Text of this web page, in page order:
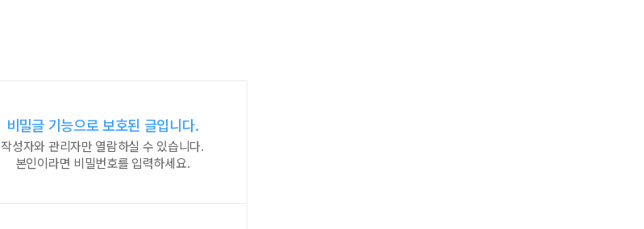
비밀글 기능으로 보호된 글입니다.
작성자와 관리자만 열람하실 수 있습니다.
본인이라면 비밀번호를 입력하세요.